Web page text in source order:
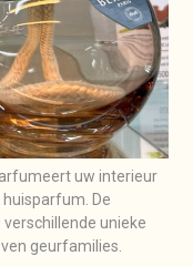
uw interieur
De
unieke
geurfamilies.